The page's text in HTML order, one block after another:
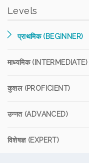
Levels
प्राथमिक (BEGINNER)
माध्यमिक (INTERMEDIATE)
कुशल (PROFICIENT)
उन्नत (ADVANCED)
विशेषज्ञ (EXPERT)